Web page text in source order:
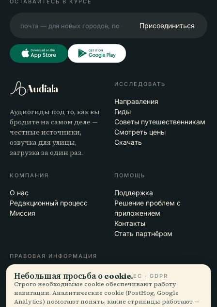
ОСТАВАЙТЕСЬ В КУРСЕ
Присоединиться
Audiala
Аудиогиды под то, как вы
бродите на самом деле —
честные источники,
озвучка для улицы,
загрузка за один раз.
ИССЛЕДОВАТЬ
Направления
Гиды
Советы путешественникам
Смотреть цены
Скачать
КОМПАНИЯ
О нас
Редакционный процесс
Миссия
ПОМОЩЬ
Поддержка
Решение проблем с
приложением
Контакты
Стать партнёром
ПРАВОВАЯ ИНФОРМАЦИЯ
Конфиденциальность
Условия
Настройки cookie
Удалить аккаунт
Небольшая просьба о cookie.ЕС · GDPR
Строго необходимые cookie обеспечивают работу
навигации. Аналитические cookie (PostHog, Google
Analytics) помогают понять, какие страницы работают —